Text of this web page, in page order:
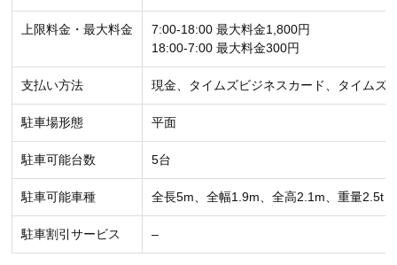
上限料金・最大料金
7:00-18:00 最大料金1,800円
18:00-7:00 最大料金300円
支払い方法 現金、タイムズビジネスカード、タイムズ
駐車場形態 平面
駐車可能台数 5台
駐車可能車種 全長5m、全幅1.9m、全高2.1m、重量2.5t
駐車割引サービス –